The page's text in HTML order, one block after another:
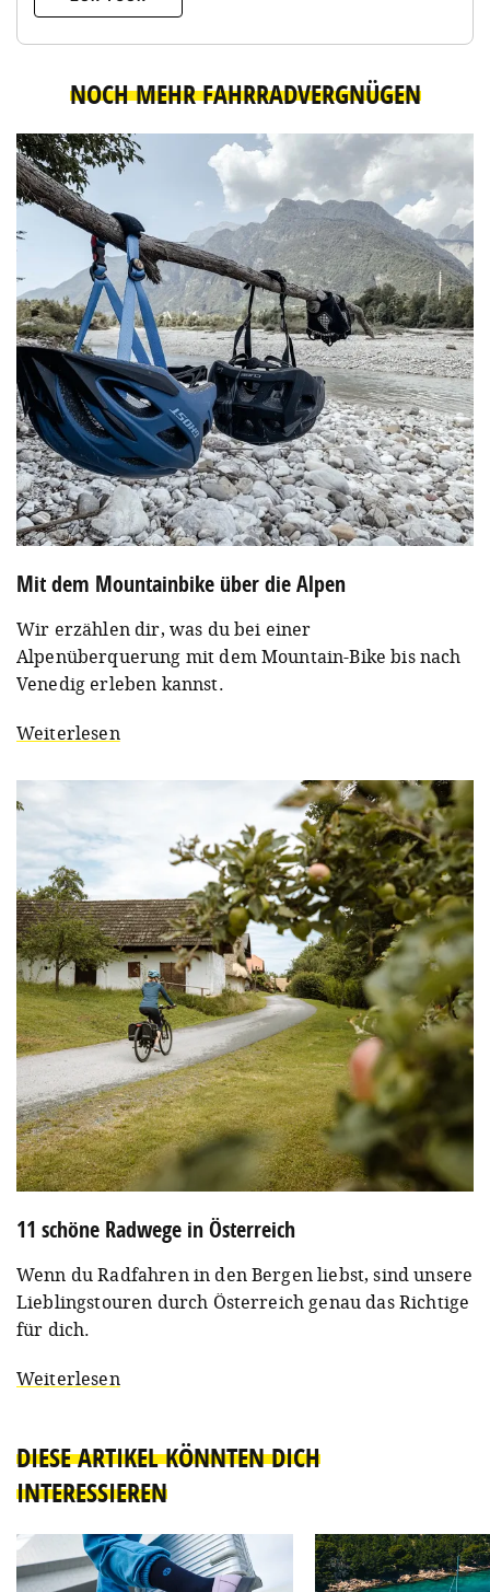
NOCH MEHR FAHRRADVERGNÜGEN
Mit dem Mountainbike über die Alpen
Wir erzählen dir, was du bei einer
Alpenüberquerung mit dem Mountain-Bike bis nach
Venedig erleben kannst.
Weiterlesen
11 schöne Radwege in Österreich
Wenn du Radfahren in den Bergen liebst, sind unsere
Lieblingstouren durch Österreich genau das Richtige
für dich.
Weiterlesen
DIESE ARTIKEL KÖNNTEN DICH
INTERESSIEREN